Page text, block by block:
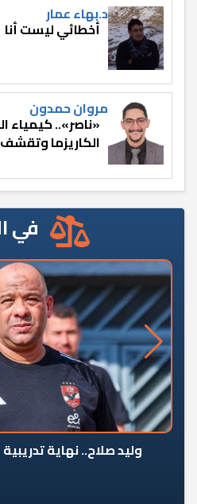
د.بهاء عمار
أخطائي ليست أنا
مروان حمدون
«ناصر».. كيمياء
الكاريزما وتقشف
في
وليد صلاح.. نهاية